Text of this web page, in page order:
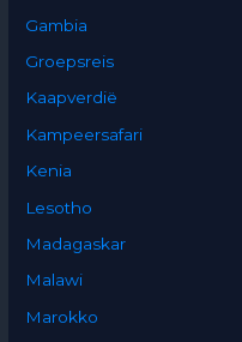
Gambia
Groepsreis
Kaapverdië
Kampeersafari
Kenia
Lesotho
Madagaskar
Malawi
Marokko